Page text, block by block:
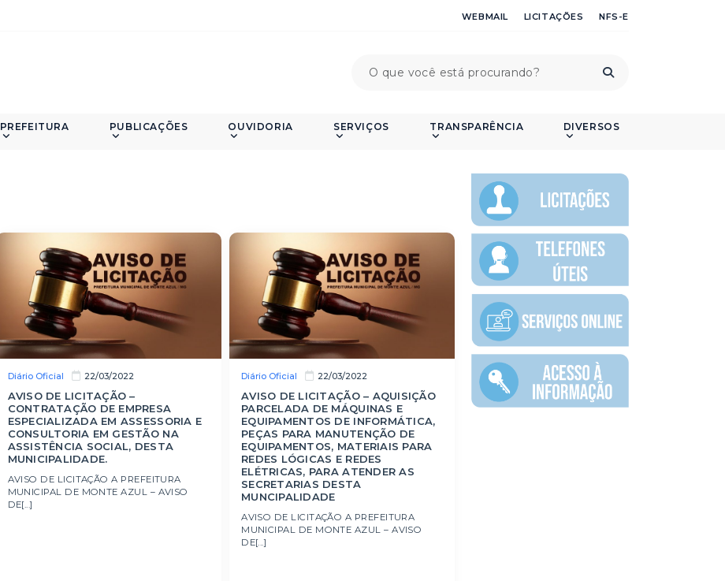
WEBMAIL LICITAÇÕES NFS-E
PREFEITURA PUBLICAÇÕES OUVIDORIA SERVIÇOS TRANSPARÊNCIA DIVERSOS
Diário Oficial 22/03/2022
AVISO DE LICITAÇÃO –
CONTRATAÇÃO DE EMPRESA
ESPECIALIZADA EM ASSESSORIA E
CONSULTORIA EM GESTÃO NA
ASSISTÊNCIA SOCIAL, DESTA
MUNICIPALIDADE.
AVISO DE LICITAÇÃO A PREFEITURA
MUNICIPAL DE MONTE AZUL – AVISO
DE[...]
Diário Oficial 22/03/2022
AVISO DE LICITAÇÃO – AQUISIÇÃO
PARCELADA DE MÁQUINAS E
EQUIPAMENTOS DE INFORMÁTICA,
PEÇAS PARA MANUTENÇÃO DE
EQUIPAMENTOS, MATERIAIS PARA
REDES LÓGICAS E REDES
ELÉTRICAS, PARA ATENDER AS
SECRETARIAS DESTA
MUNCIPALIDADE
AVISO DE LICITAÇÃO A PREFEITURA
MUNICIPAL DE MONTE AZUL – AVISO
DE[...]